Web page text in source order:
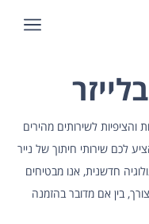
והציפיות לשירותים מהירים
לכם שירותי חיתוך של נייר
חדשנית, אנו מבטיחים
בין אם מדובר בהזמנה